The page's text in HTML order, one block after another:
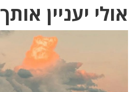
אולי יעניין אותך